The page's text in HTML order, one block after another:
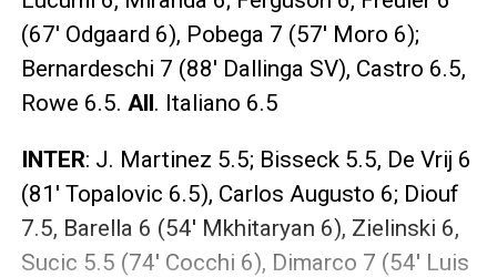
(67′ Odgaard 6), Pobega 7 (57′ Moro 6);
Bernardeschi 7 (88′ Dallinga SV), Castro 6.5,
Rowe 6.5. All. Italiano 6.5
INTER: J. Martinez 5.5; Bisseck 5.5, De Vrij 6
(81′ Topalovic 6.5), Carlos Augusto 6; Diouf
7.5, Barella 6 (54′ Mkhitaryan 6), Zielinski 6,
Sucic 5.5 (74′ Cocchi 6), Dimarco 7 (54′ Luis